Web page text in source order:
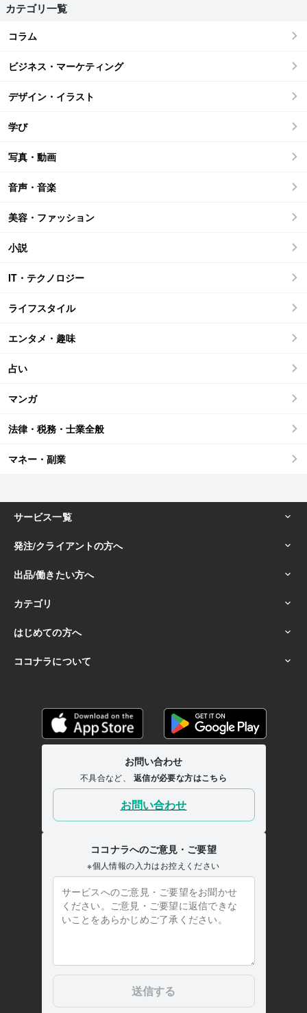
カテゴリ一覧
コラム
ビジネス・マーケティング
デザイン・イラスト
学び
写真・動画
音声・音楽
美容・ファッション
小説
IT・テクノロジー
ライフスタイル
エンタメ・趣味
占い
マンガ
法律・税務・士業全般
マネー・副業